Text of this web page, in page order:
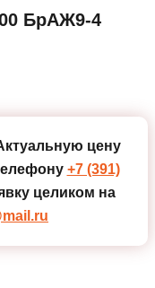
БрАЖ9-4
цену
+7 (391)
целиком на